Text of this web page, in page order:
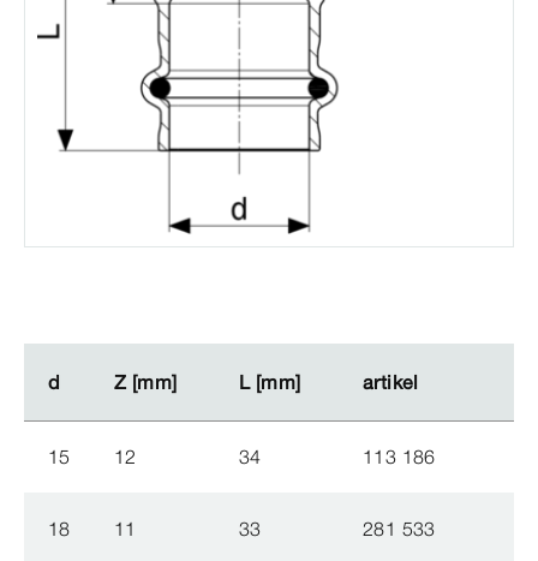
d Z [mm] L [mm] artikel
d Z [mm] L [mm] artikel
15 12 34 113 186
18 11 33 281 533